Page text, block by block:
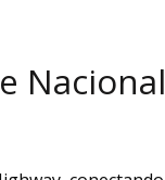
Nacional